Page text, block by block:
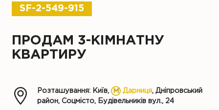
SF-2-549-915
ПРОДАМ 3-КІМНАТНУ
КВАРТИРУ
Розташування: Київ, Дарниця, Дніпровський
район, Соцмісто, Будівельників вул., 24